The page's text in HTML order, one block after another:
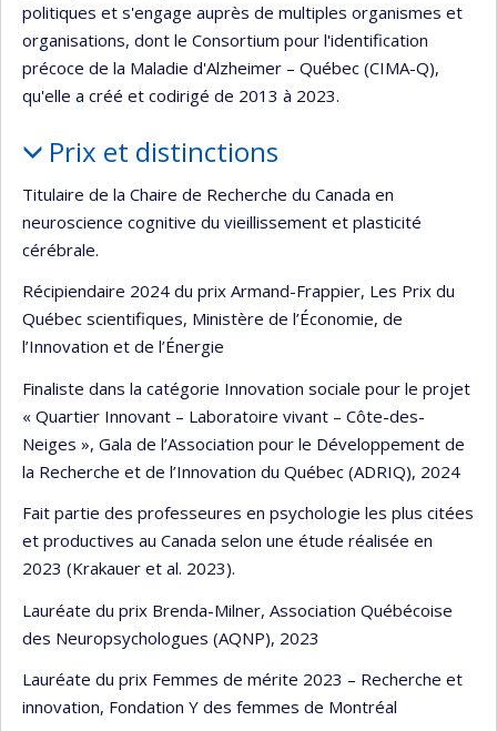
politiques et s'engage auprès de multiples organismes et
organisations, dont le Consortium pour l'identification
précoce de la Maladie d'Alzheimer – Québec (CIMA-Q),
qu'elle a créé et codirigé de 2013 à 2023.
Prix et distinctions
Titulaire de la Chaire de Recherche du Canada en
neuroscience cognitive du vieillissement et plasticité
cérébrale.
Récipiendaire 2024 du prix Armand-Frappier, Les Prix du
Québec scientifiques, Ministère de l’Économie, de
l’Innovation et de l’Énergie
Finaliste dans la catégorie Innovation sociale pour le projet
« Quartier Innovant – Laboratoire vivant – Côte-des-
Neiges », Gala de l’Association pour le Développement de
la Recherche et de l’Innovation du Québec (ADRIQ), 2024
Fait partie des professeures en psychologie les plus citées
et productives au Canada selon une étude réalisée en
2023 (Krakauer et al. 2023).
Lauréate du prix Brenda-Milner, Association Québécoise
des Neuropsychologues (AQNP), 2023
Lauréate du prix Femmes de mérite 2023 – Recherche et
innovation, Fondation Y des femmes de Montréal